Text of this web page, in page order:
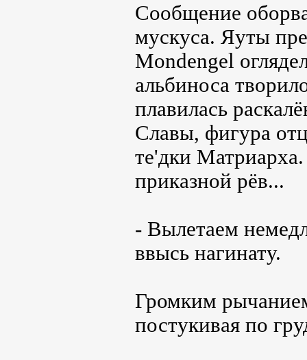
Сообщение
мускуса. Яуты
Mondengel
альбиноса
плавилась
Славы, фигура
те'дки
приказной рёв...
- Вылетаем
ввысь нагинату.
Громким
постукивая по